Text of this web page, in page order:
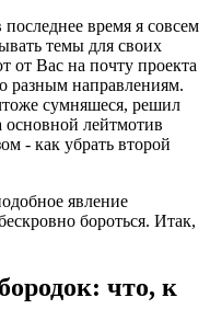
время я совсем
темы для своих
от Вас на почту проекта
разным направлениям.
сумняшеся, решил
основной лейтмотив
- как убрать второй
явление
бороться. Итак,
что, к